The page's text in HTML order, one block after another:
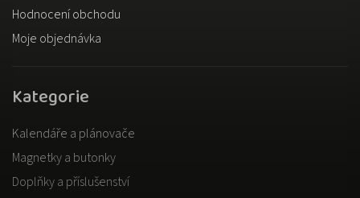
Kategorie
Kalendáře a plánovače
Magnetky a butonky
Doplňky a příslušenství
Hodnocení obchodu
Moje objednávka